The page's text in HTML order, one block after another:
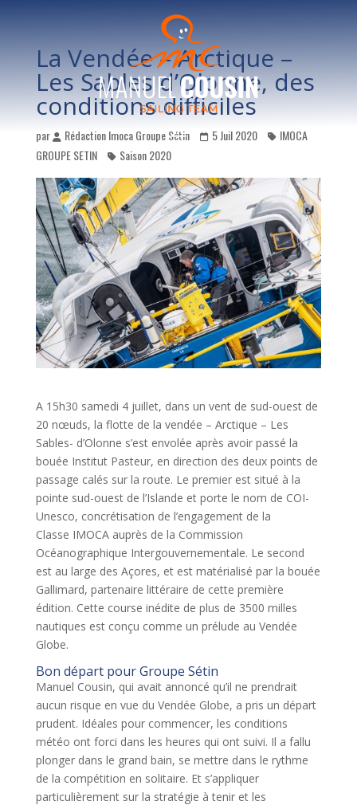
La Vendée – Arctique –
Les Sables d’Olonne, des
conditions difficiles
par Rédaction Imoca Groupe Sétin 5 Juil 2020
IMOCA
GROUPE SETIN
Saison 2020
A 15h30 samedi 4 juillet, dans un vent de sud-ouest de
20 nœuds, la flotte de la vendée – Arctique – Les
Sables- d’Olonne s’est envolée après avoir passé la
bouée Institut Pasteur, en direction des deux points de
passage calés sur la route. Le premier est situé à la
pointe sud-ouest de l’Islande et porte le nom de COI-
Unesco, concrétisation de l’engagement de la
Classe IMOCA auprès de la Commission
Océanographique Intergouvernementale. Le second
est au large des Açores, et est matérialisé par la bouée
Gallimard, partenaire littéraire de cette première
édition. Cette course inédite de plus de 3500 milles
nautiques est conçu comme un prélude au Vendée
Globe.
Bon départ pour Groupe Sétin
Manuel Cousin, qui avait annoncé qu’il ne prendrait
aucun risque en vue du Vendée Globe, a pris un départ
prudent. Idéales pour commencer, les conditions
météo ont forci dans les heures qui ont suivi. Il a fallu
plonger dans le grand bain, se mettre dans le rythme
de la compétition en solitaire. Et s’appliquer
particulièrement sur la stratégie à tenir et les